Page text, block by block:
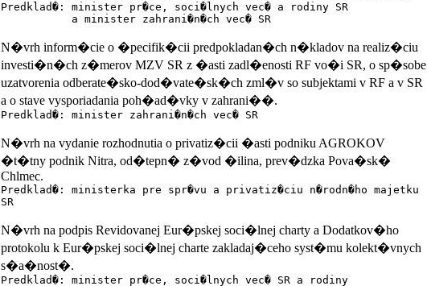
Predklad�: minister pr�ce, soci�lnych vec� a rodiny SR
a minister zahrani�n�ch vec� SR
N�vrh inform�cie o �pecifik�cii predpokladan�ch n�kladov na realiz�ciu
investi�n�ch z�merov MZV SR z �asti zadl�enosti RF vo�i SR, o sp�sobe
uzatvorenia odberate�sko-dod�vate�sk�ch zml�v so subjektami v RF a v SR
a o stave vysporiadania poh�ad�vky v zahrani��.
Predklad�: minister zahrani�n�ch vec� SR
N�vrh na vydanie rozhodnutia o privatiz�cii �asti podniku AGROKOV
�t�tny podnik Nitra, od�tepn� z�vod �ilina, prev�dzka Pova�sk�
Chlmec.
Predklad�: ministerka pre spr�vu a privatiz�ciu n�rodn�ho majetku
SR
N�vrh na podpis Revidovanej Eur�pskej soci�lnej charty a Dodatkov�ho
protokolu k Eur�pskej soci�lnej charte zakladaj�ceho syst�mu kolekt�vnych
s�a�nost�.
Predklad�: minister pr�ce, soci�lnych vec� SR a rodiny